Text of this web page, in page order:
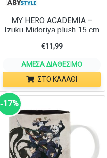
MY HERO ACADEMIA –
Izuku Midoriya plush 15 cm
€11,99
ΆΜΕΣΑ ΔΙΑΘΈΣΙΜΟ
ΣΤΟ ΚΑΛΆΘΙ
‑17%